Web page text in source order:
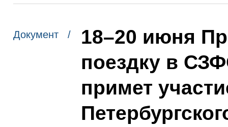
Документ /
18–20 июня
поездку в
примет